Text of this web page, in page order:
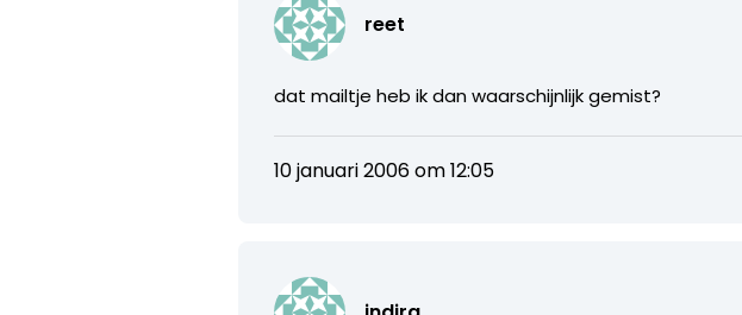
reet
dat mailtje heb ik dan waarschijnlijk gemist?
10 januari 2006 om 12:05